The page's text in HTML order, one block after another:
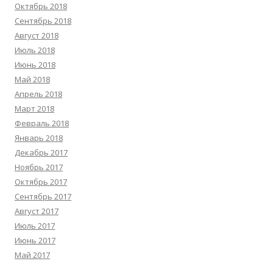
Октябрь 2018
Сентябрь 2018
Август 2018
Июль 2018
Июнь 2018
Май 2018
Апрель 2018
Март 2018
Февраль 2018
Январь 2018
Декабрь 2017
Ноябрь 2017
Октябрь 2017
Сентябрь 2017
Август 2017
Июль 2017
Июнь 2017
Май 2017